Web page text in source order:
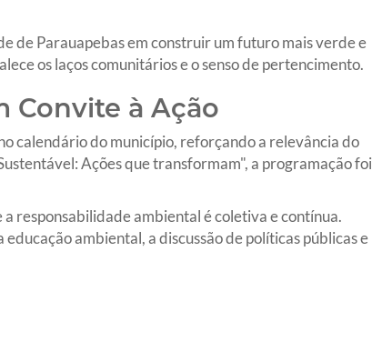
de Parauapebas em construir um futuro mais verde e
os laços comunitários e o senso de pertencimento.
Convite à Ação
calendário do município, reforçando a relevância do
Ações que transformam", a programação foi
responsabilidade ambiental é coletiva e contínua.
ambiental, a discussão de políticas públicas e